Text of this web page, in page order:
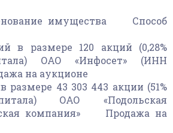
имущества Способ
размере 120 акций (0,28%
ОАО «Инфосет» (ИНН
на аукционе
43 303 443 акции (51%
ОАО «Подольская
компания» Продажа на